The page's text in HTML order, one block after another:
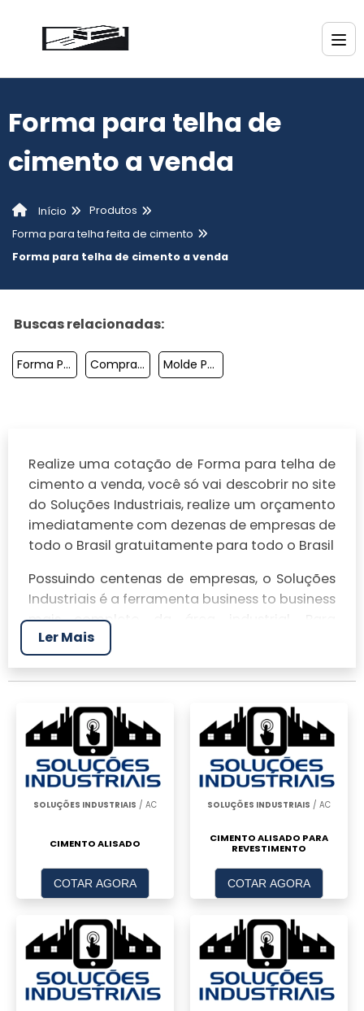
Forma para telha de
cimento a venda
Início
Produtos
Forma para telha feita de cimento
Forma para telha de cimento a venda
Buscas relacionadas:
Forma Para Telha De Cimento A Venda Comprar Forma Para Telha De Cimento Molde Para Telha De Cimento
Realize uma cotação de Forma para telha de
cimento a venda, você só vai descobrir no site
do Soluções Industriais, realize um orçamento
imediatamente com dezenas de empresas de
todo o Brasil gratuitamente para todo o Brasil
Possuindo centenas de empresas, o Soluções
Industriais é a ferramenta business to business
mais completo da área industrial. Para
realizar um orçamento de Forma para telha
de cimento a venda, clique em um ou mais
dos anuciantes a seguir:
Ler Mais
SOLUÇÕES INDUSTRIAIS / AC
CIMENTO ALISADO
COTAR AGORA
SOLUÇÕES INDUSTRIAIS / AC
CIMENTO ALISADO PARA
REVESTIMENTO
COTAR AGORA